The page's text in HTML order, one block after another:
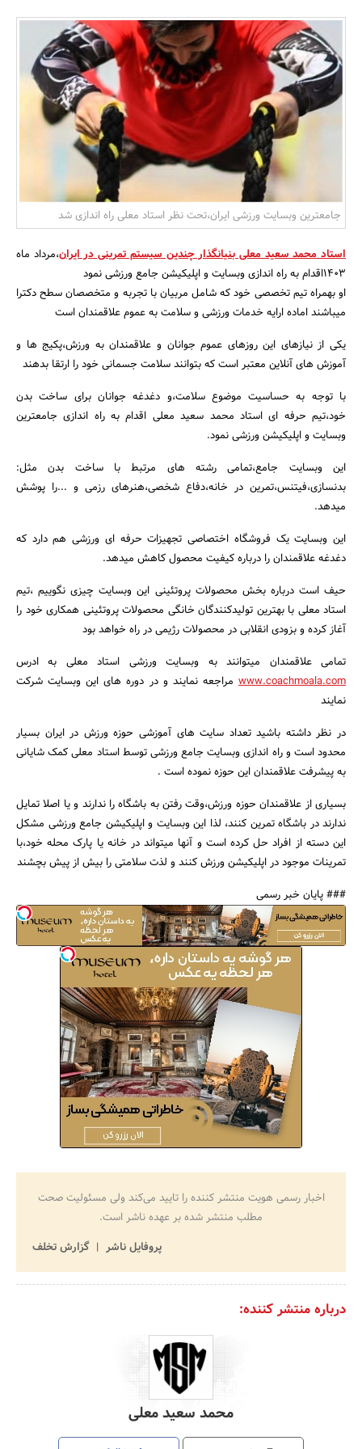
بانک، بیمه و سرمایه
مسکن و ساختمان
جامعترین وبسایت ورزشی ایران،تحت نظر استاد معلی راه اندازی شد
استاد محمد سعید معلی بنیانگذار چندین سیستم تمرینی در ایران،مرداد ماه
1403اقدام به راه اندازی وبسایت و اپلیکیشن جامع ورزشی نمود
او بهمراه تیم تخصصی خود که شامل مربیان با تجربه و متخصصان سطح دکترا
میباشند اماده ارایه خدمات ورزشی و سلامت به عموم علاقمندان است
یکی از نیازهای این روزهای عموم جوانان و علاقمندان به ورزش،پکیج ها و
آموزش های آنلاین معتبر است که بتوانند سلامت جسمانی خود را ارتقا بدهند
با توجه به حساسیت موضوع سلامت،و دغدغه جوانان برای ساخت بدن
خود،تیم حرفه ای استاد محمد سعید معلی اقدام به راه اندازی جامعترین
وبسایت و اپلیکیشن ورزشی نمود.
این وبسایت جامع،تمامی رشته های مرتبط با ساخت بدن مثل:
بدنسازی،فیتنس،تمرین در خانه،دفاع شخصی،هنرهای رزمی و ...را پوشش
میدهد.
این وبسایت یک فروشگاه اختصاصی تجهیزات حرفه ای ورزشی هم دارد که
دغدغه علاقمندان را درباره کیفیت محصول کاهش میدهد.
حیف است درباره بخش محصولات پروتئینی این وبسایت چیزی نگوییم ،تیم
استاد معلی با بهترین تولیدکنندگان خانگی محصولات پروتئینی همکاری خود را
آغاز کرده و بزودی انقلابی در محصولات رژیمی در راه خواهد بود
تمامی علاقمندان میتوانند به وبسایت ورزشی استاد معلی به ادرس
www.coachmoala.com مراجعه نمایند و در دوره های این وبسایت شرکت
نمایند
در نظر داشته باشید تعداد سایت های آموزشی حوزه ورزش در ایران بسیار
محدود است و راه اندازی وبسایت جامع ورزشی توسط استاد معلی کمک شایانی
به پیشرفت علاقمندان این حوزه نموده است .
بسیاری از علاقمندان حوزه ورزش،وقت رفتن به باشگاه را ندارند و یا اصلا تمایل
ندارند در باشگاه تمرین کنند، لذا این وبسایت و اپلیکیشن جامع ورزشی مشکل
این دسته از افراد حل کرده است و آنها میتواند در خانه یا پارک محله خود،با
تمرینات موجود در اپلیکیشن ورزش کنند و لذت سلامتی را بیش از پیش بچشند
### پایان خبر رسمی
اخبار رسمی هویت منتشر کننده را تایید می‌کند ولی مسئولیت صحت
مطلب منتشر شده بر عهده ناشر است.
پروفایل ناشر
گزارش تخلف
درباره منتشر کننده:
محمد سعید معلی